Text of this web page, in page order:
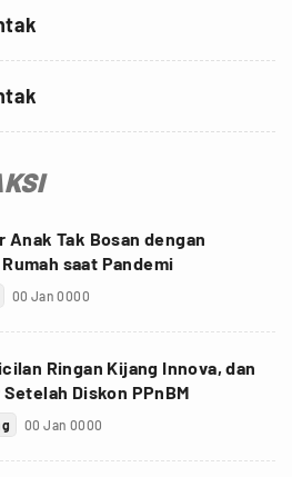
Anak Tak Bosan dengan
saat Pandemi
00 Jan 0000
Ringan Kijang Innova, dan
Diskon PPnBM
00 Jan 0000